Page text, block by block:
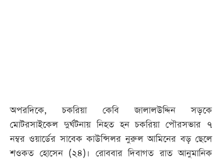
অপরদিকে, চকরিয়া কেবি জালালউদ্দিন সড়কে
মোটরসাইকেল দুর্ঘটনায় নিহত হন চকরিয়া পৌরসভার ৭
নম্বর ওয়ার্ডের সাবেক কাউন্সিলর নুরুল আমিনের বড় ছেলে
শওকত হোসেন (২৪)। রোববার দিবাগত রাত আনুমানিক